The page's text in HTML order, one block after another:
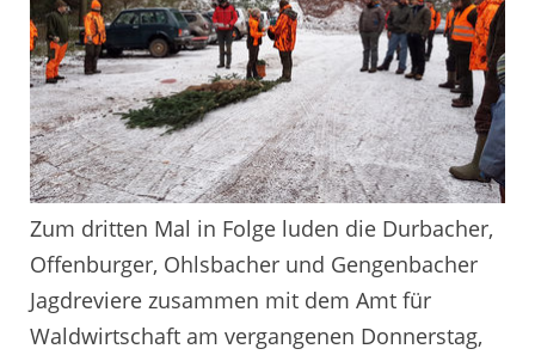
Zum dritten Mal in Folge luden die Durbacher,
Offenburger, Ohlsbacher und Gengenbacher
Jagdreviere zusammen mit dem Amt für
Waldwirtschaft am vergangenen Donnerstag,